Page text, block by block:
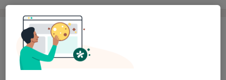
Experiência
Luis Maia, PhD (doutorado)
Professor de Psicologia e Neurociências -
Universidade da Beira Interior